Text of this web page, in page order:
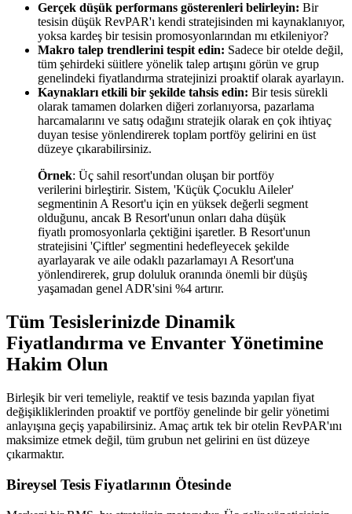
Gerçek düşük performans gösterenleri belirleyin: Bir
tesisin düşük RevPAR'ı kendi stratejisinden mi kaynaklanıyor,
yoksa kardeş bir tesisin promosyonlarından mı etkileniyor?
Makro talep trendlerini tespit edin: Sadece bir otelde değil,
tüm şehirdeki süitlere yönelik talep artışını görün ve grup
genelindeki fiyatlandırma stratejinizi proaktif olarak ayarlayın.
Kaynakları etkili bir şekilde tahsis edin: Bir tesis sürekli
olarak tamamen dolarken diğeri zorlanıyorsa, pazarlama
harcamalarını ve satış odağını stratejik olarak en çok ihtiyaç
duyan tesise yönlendirerek toplam portföy gelirini en üst
düzeye çıkarabilirsiniz.
Örnek: Üç sahil resort'undan oluşan bir portföy
verilerini birleştirir. Sistem, 'Küçük Çocuklu Aileler'
segmentinin A Resort'u için en yüksek değerli segment
olduğunu, ancak B Resort'unun onları daha düşük
fiyatlı promosyonlarla çektiğini işaretler. B Resort'unun
stratejisini 'Çiftler' segmentini hedefleyecek şekilde
ayarlayarak ve aile odaklı pazarlamayı A Resort'una
yönlendirerek, grup doluluk oranında önemli bir düşüş
yaşamadan genel ADR'sini %4 artırır.
Tüm Tesislerinizde Dinamik
Fiyatlandırma ve Envanter Yönetimine
Hakim Olun
Birleşik bir veri temeliyle, reaktif ve tesis bazında yapılan fiyat
değişikliklerinden proaktif ve portföy genelinde bir gelir yönetimi
anlayışına geçiş yapabilirsiniz. Amaç artık tek bir otelin RevPAR'ını
maksimize etmek değil, tüm grubun net gelirini en üst düzeye
çıkarmaktır.
Bireysel Tesis Fiyatlarının Ötesinde